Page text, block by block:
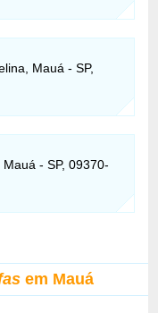
Mauá - SP,
- SP, 09370-
em Mauá